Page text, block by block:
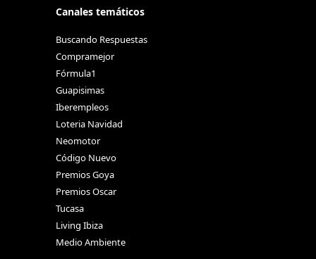
Canales temáticos
Buscando Respuestas
Compramejor
Fórmula1
Guapisimas
Iberempleos
Loteria Navidad
Neomotor
Código Nuevo
Premios Goya
Premios Oscar
Tucasa
Living Ibiza
Medio Ambiente